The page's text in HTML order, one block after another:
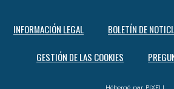
INFORMACIÓN LEGAL BOLETÍN DE
GESTIÓN DE LAS COOKIES